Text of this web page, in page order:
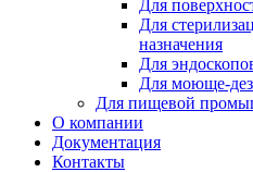
Для
Для
назначения
Для
Для моюще-
Для пищевой
О компании
Документация
Контакты